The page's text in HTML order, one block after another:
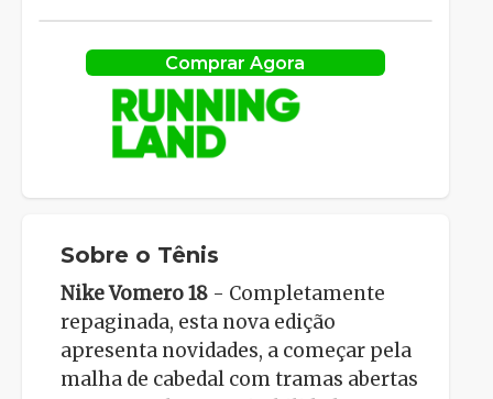
Comprar Agora
Sobre o Tênis
Nike Vomero 18 - Completamente
repaginada, esta nova edição
apresenta novidades, a começar pela
malha de cabedal com tramas abertas